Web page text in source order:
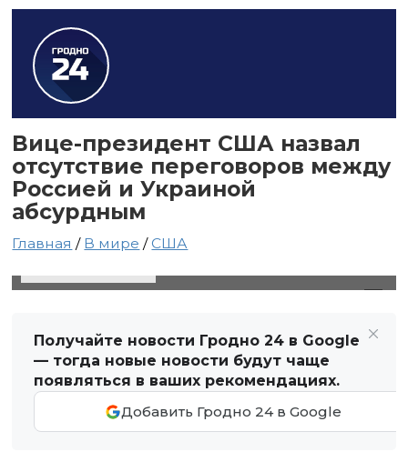
Вице-президент США назвал
отсутствие переговоров между
Россией и Украиной
абсурдным
Главная / В мире /США
Получайте новости Гродно 24 в Google
— тогда новые новости будут чаще
появляться в ваших рекомендациях.
Добавить Гродно 24 в Google